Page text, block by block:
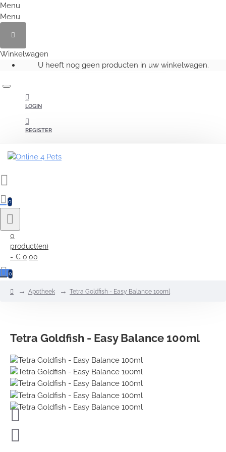
Menu
Menu
Winkelwagen
U heeft nog geen producten in uw winkelwagen.
LOGIN
REGISTER
0
0
product(en)
- € 0,00
0
homeApotheek Tetra Goldfish - Easy Balance 100ml
Tetra Goldfish - Easy Balance 100ml